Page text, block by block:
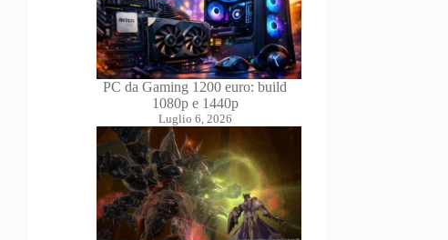
PC da Gaming 1200 euro: build
1080p e 1440p
Luglio 6, 2026